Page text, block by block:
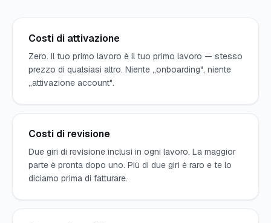
Costi di attivazione
Zero. Il tuo primo lavoro è il tuo primo lavoro — stesso
prezzo di qualsiasi altro. Niente „onboarding", niente
„attivazione account".
Costi di revisione
Due giri di revisione inclusi in ogni lavoro. La maggior
parte è pronta dopo uno. Più di due giri è raro e te lo
diciamo prima di fatturare.